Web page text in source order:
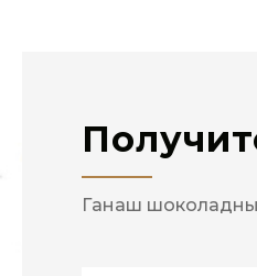
Ганаш